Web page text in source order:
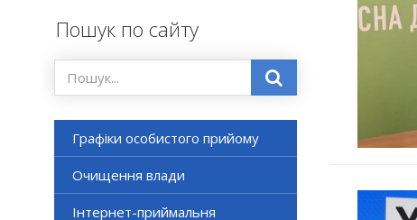
Пошук по сайту
Графіки особистого прийому
Очищення влади
Інтернет-приймальня